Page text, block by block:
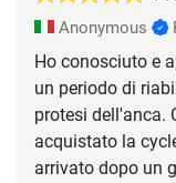
Anonymous
Ho conosciuto e
un periodo di
protesi dell'anca.
acquistato la
arrivato dopo un